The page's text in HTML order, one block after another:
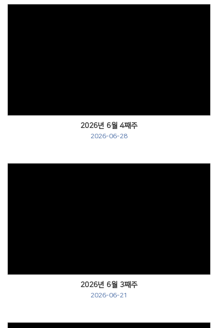
2026년 6월 4째주
2026-06-28
2026년 6월 3째주
2026-06-21